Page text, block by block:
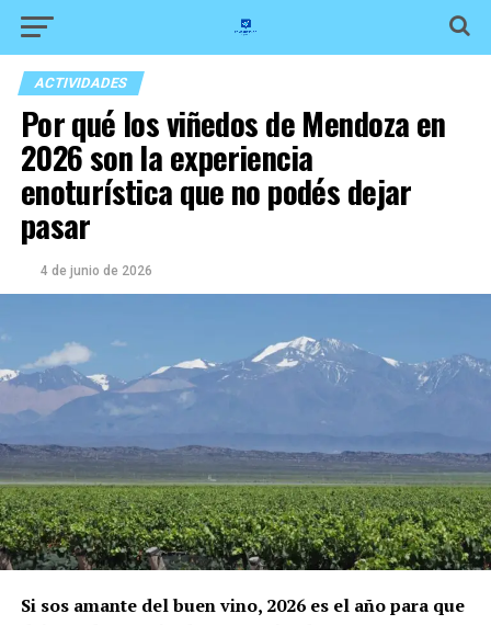
ACTIVIDADES
Por qué los viñedos de Mendoza en
2026 son la experiencia
enoturística que no podés dejar
pasar
4 de junio de 2026
Si sos amante del buen vino, 2026 es el año para que